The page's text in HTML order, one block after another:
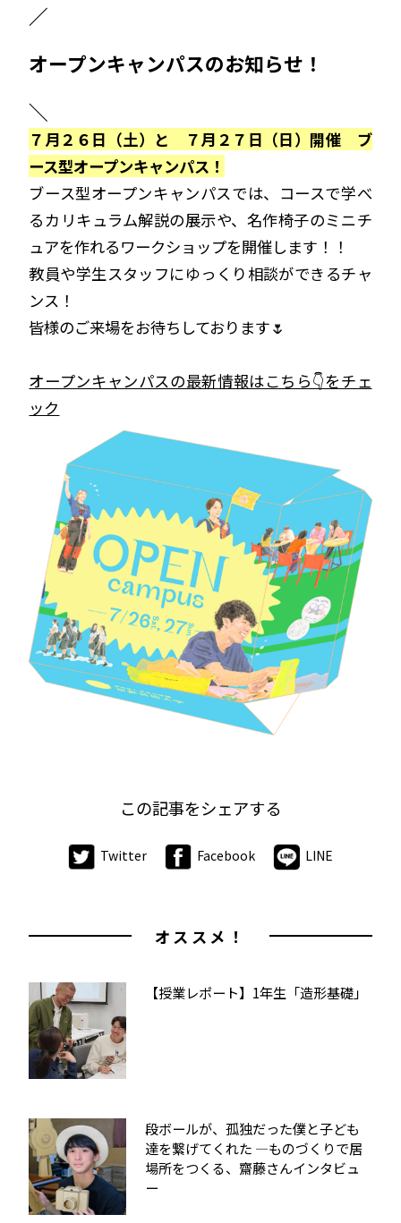
／
オープンキャンパスのお知らせ！
＼
７月２６日（土）と ７月２７日（日）開催 ブ
ース型オープンキャンパス！
ブース型オープンキャンパスでは、コースで学べ
るカリキュラム解説の展示や、名作椅子のミニチ
ュアを作れるワークショップを開催します！！
教員や学生スタッフにゆっくり相談ができるチャ
ンス！
皆様のご来場をお待ちしております🌷
オープンキャンパスの最新情報はこちら👇をチェ
ック
この記事をシェアする
Twitter Facebook LINE
オススメ！
【授業レポート】1年生「造形基礎」
段ボールが、孤独だった僕と子ども
達を繋げてくれた ―ものづくりで居
場所をつくる、齋藤さんインタビュ
ー